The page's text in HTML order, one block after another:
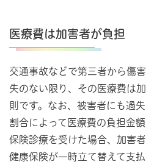
医療費は加害者が負担
交通事故などで第三者から傷
失のない限り、その医療費は
則です。なお、被害者にも過
割合によって医療費の負担金額
保険診療を受けた場合、加害
健康保険が一時立て替えて支